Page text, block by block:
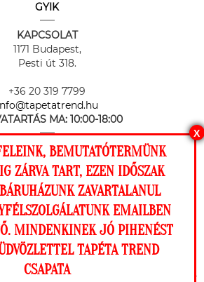
kat használ, hogy a
nyújtsa honlapunkon.
Engedélyezem
GYIK
KAPCSOLAT
1171 Budapest,
Pesti út 318.
+36 20 319 7799
MA: 10:00-18:00
Payment Zrt. biztosítja, MNB engedély
H-EN-I-1064/2013
Minden jog fenntartva. Tapéta trend Bt.
X
BEMUTATÓTERMÜNK
ZÁRVA TART, EZEN IDŐSZAK
ZAVARTALANUL
EMAILBEN
MINDENKINEK JÓ PIHENÉST
TAPÉTA TREND
CSAPATAMegnézem a falamon